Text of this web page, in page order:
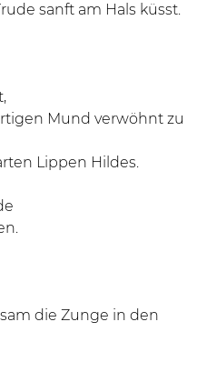
sanft am Hals küsst.
Mund verwöhnt zu
Lippen Hildes.
die Zunge in den